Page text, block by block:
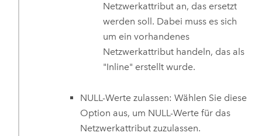
Netzwerkattribut an, das ersetzt
werden soll. Dabei muss es sich
um ein vorhandenes
Netzwerkattribut handeln, das als
"Inline" erstellt wurde.
NULL-Werte zulassen: Wählen Sie diese
Option aus, um NULL-Werte für das
Netzwerkattribut zuzulassen.